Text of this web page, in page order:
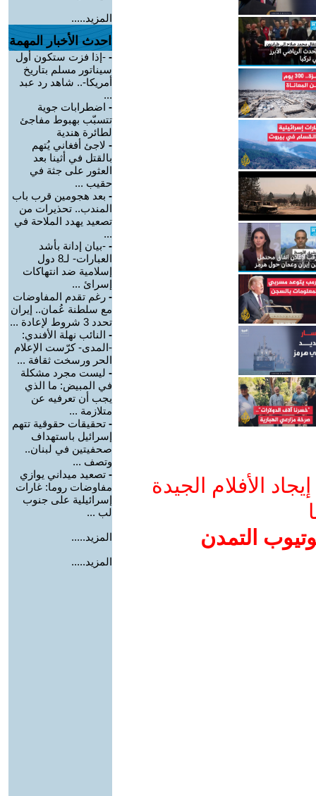
الأفلام الجيدة
التمدن
المزيد.....
احدث الأخبار المهمة
- -إذا فزت ستكون أول
سيناتور مسلم بتاريخ
أمريكا-.. شاهد رد عبد
...
- اضطرابات جوية
تتسبّب بهبوط مفاجئ
لطائرة هندية
- لاجئ أفغاني يُتهم
بالقتل في أثينا بعد
العثور على جثة في
حقيب ...
- بعد هجومين قرب باب
المندب.. تحذيرات من
تصعيد يهدد الملاحة في
...
- -بيان إدانة بأشد
العبارات- لـ8 دول
إسلامية ضد انتهاكات
إسرائ ...
- رغم تقدم المفاوضات
مع سلطنة عُمان.. إيران
تحدد 3 شروط لإعادة ...
- النائب نهلة الأفندي:
-المدى- كرّست الإعلام
الحر ورسخت ثقافة ...
- ليست مجرد مشكلة
في المبيض: ما الذي
يجب أن تعرفيه عن
متلازمة ...
- تحقيقات حقوقية تتهم
إسرائيل باستهداف
صحفيتين في لبنان..
وتصف ...
- تصعيد ميداني يوازي
مفاوضات روما: غارات
إسرائيلية على جنوب
لب ...
المزيد.....
المزيد.....